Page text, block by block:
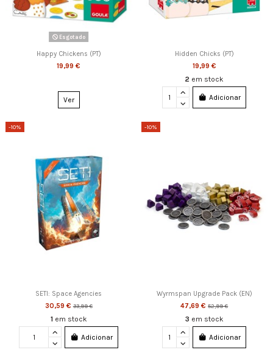
Esgotado
Happy Chickens (PT)
19,99 €
Ver
Hidden Chicks (PT)
19,99 €
2 em stock
Adicionar
-10%
SETI: Space Agencies
30,59 €33,99 €
1 em stock
Adicionar
-10%
Wyrmspan Upgrade Pack (EN)
47,69 €52,99 €
3 em stock
Adicionar